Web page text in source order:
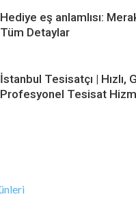
Hediye eş anlamlısı:
Tüm Detaylar
İstanbul Tesisatçı | Hızlı,
Profesyonel Tesisat